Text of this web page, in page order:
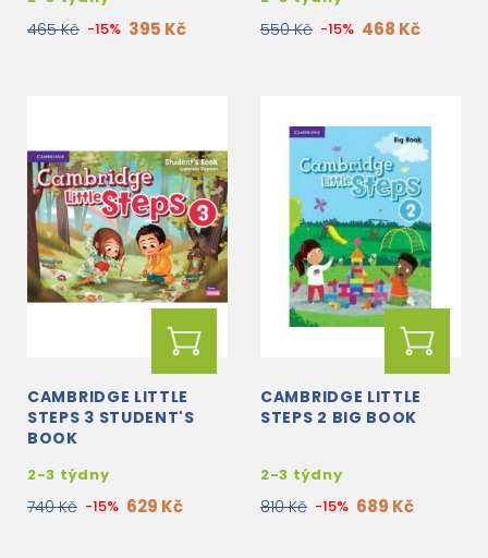
465 Kč -15% 395 Kč 550 Kč -15% 468 Kč
CAMBRIDGE LITTLE
STEPS 3 STUDENT'S
BOOK
2-3 týdny
740 Kč -15% 629 Kč
CAMBRIDGE LITTLE
STEPS 2 BIG BOOK
2-3 týdny
810 Kč -15% 689 Kč